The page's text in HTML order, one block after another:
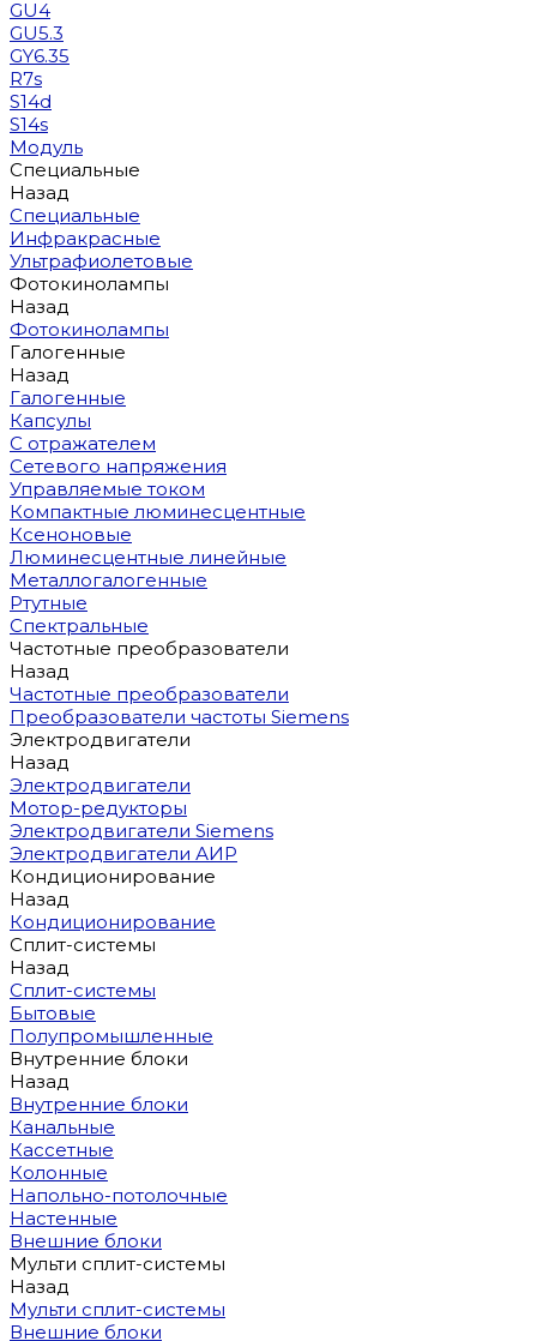
GU4
GU5.3
GY6.35
R7s
S14d
S14s
Модуль
Специальные
Назад
Специальные
Инфракрасные
Ультрафиолетовые
Фотокинолампы
Назад
Фотокинолампы
Галогенные
Назад
Галогенные
Капсулы
С отражателем
Сетевого напряжения
Управляемые током
Компактные люминесцентные
Ксеноновые
Люминесцентные линейные
Металлогалогенные
Ртутные
Спектральные
Частотные преобразователи
Назад
Частотные преобразователи
Преобразователи частоты Siemens
Электродвигатели
Назад
Электродвигатели
Мотор-редукторы
Электродвигатели Siemens
Электродвигатели АИР
Кондиционирование
Назад
Кондиционирование
Сплит-системы
Назад
Сплит-системы
Бытовые
Полупромышленные
Внутренние блоки
Назад
Внутренние блоки
Канальные
Кассетные
Колонные
Напольно-потолочные
Настенные
Внешние блоки
Мульти сплит-системы
Назад
Мульти сплит-системы
Внешние блоки